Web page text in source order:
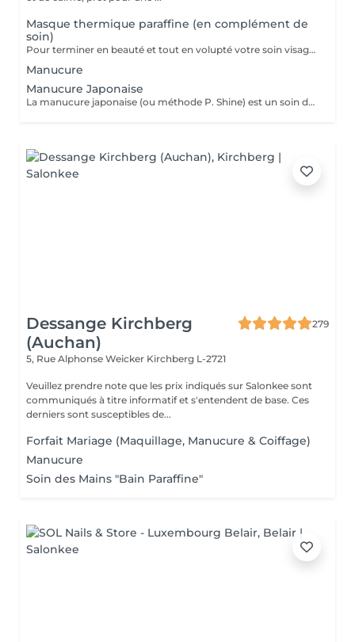
Masque thermique paraffine (en complément de
soin)
Pour terminer en beauté et tout en volupté votre soin visage, nous vous proposons le 'double masque '. Cela consiste en une application d'un masque crème bourré d'actifs hydratants/régénérants/anti-âge ou anti-oxydants suivi d'un bain de paraffine tiède. Ceci permet la pénétration intégrale du masque crème grâce à la chaleur de la paraffine et une fin de soin en douceur grâce aux actifs de la paraffine adoucissants et calmants. Une véritable invitation à la détente.
Manucure
Manucure Japonaise
La manucure japonaise (ou méthode P. Shine) est un soin de beauté naturel et ancestral visant à renforcer, nourrir et faire briller les ongles sans vernis ni gel. En utilisant des produits naturels comme la cire d'abeille, des minéraux, et de la poudre de perle, elle rend les ongles sains, forts et brillants avec un effet miroir, idéal pour réparer les ongles abîmés (après gel ou semi-permanent, grossesse...). Convient aux ongles naturels fragiles, mous, cassants ou dédoublés, mais aussi simplement pour offrir une période de repos et de soin aux ongles.
Dessange Kirchberg
(Auchan)
279
5, Rue Alphonse Weicker Kirchberg L-2721
Veuillez prendre note que les prix indiqués sur Salonkee sont
communiqués à titre informatif et s'entendent de base. Ces
derniers sont susceptibles de...
Forfait Mariage (Maquillage, Manucure & Coiffage)
Manucure
Soin des Mains "Bain Paraffine"